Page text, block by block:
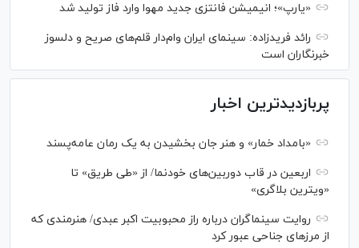
«یارپ»؛ انیمیشن فانتزی جدید مهوا وارد فاز تولید شد
رائد فریدزاده: سینمای ایران وام‌دار قلم‌های صریح و دلسوز
خبرنگاران است
پربازدیدترین اخبار
«بامداد خمار» و هنر جان بخشیدن به یک رمان عامه‌پسند
اربعین در قاب دوربین‌های خودنما/ از «طی طریق» تا
«ویترین بلاگری»
روایت سینماگران درباره راز محبوبیت اکبر عبدی/ هنرمندی که
از مرزهای جناحی عبور کرد